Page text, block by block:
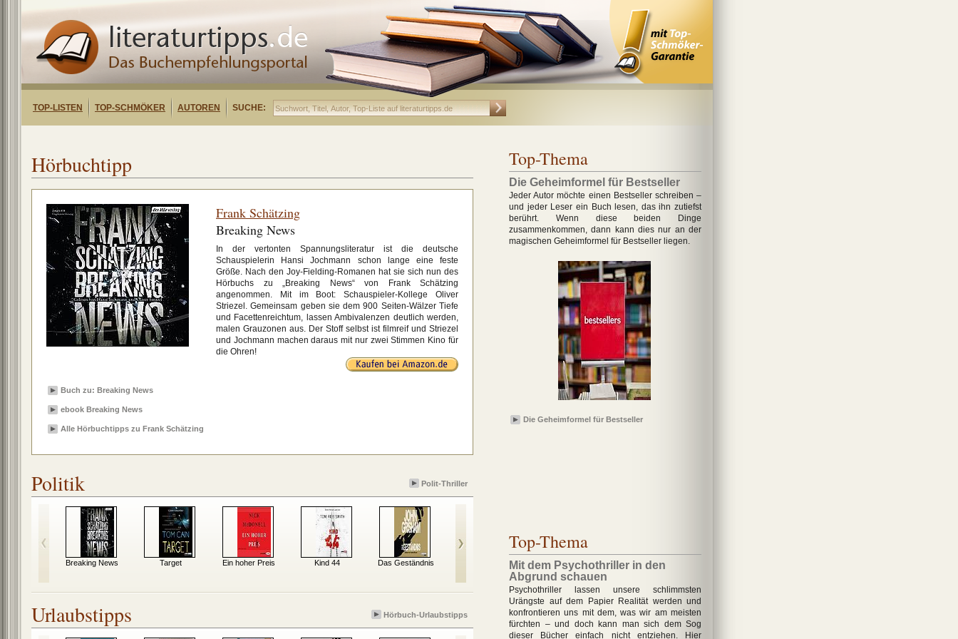
TOP-LISTEN TOP-SCHMÖKER AUTOREN SUCHE:
Hörbuchtipp
Frank Schätzing
Breaking News
In der vertonten Spannungsliteratur ist die deutsche
Schauspielerin Hansi Jochmann schon lange eine feste
Größe. Nach den Joy-Fielding-Romanen hat sie sich nun des
Hörbuchs zu „Breaking News“ von Frank Schätzing
angenommen. Mit im Boot: Schauspieler-Kollege Oliver
Striezel. Gemeinsam geben sie dem 900 Seiten-Wälzer Tiefe
und Facettenreichtum, lassen Ambivalenzen deutlich werden,
malen Grauzonen aus. Der Stoff selbst ist filmreif und Striezel
und Jochmann machen daraus mit nur zwei Stimmen Kino für
die Ohren!
Buch zu: Breaking News
ebook Breaking News
Alle Hörbuchtipps zu Frank Schätzing
Politik Polit-Thriller
Breaking News Target Ein hoher Preis Kind 44 Das Geständnis Wunschdenken
Das Washington-
Dekret
Urlaubstipps Hörbuch-Urlaubstipps
Top-Thema
Die Geheimformel für Bestseller
Jeder Autor möchte einen Bestseller schreiben –
und jeder Leser ein Buch lesen, das ihn zutiefst
berührt. Wenn diese beiden Dinge
zusammenkommen, dann kann dies nur an der
magischen Geheimformel für Bestseller liegen.
Die Geheimformel für Bestseller
Top-Thema
Mit dem Psychothriller in den
Abgrund schauen
Psychothriller lassen unsere schlimmsten
Urängste auf dem Papier Realität werden und
konfrontieren uns mit dem, was wir am meisten
fürchten – und doch kann man sich dem Sog
dieser Bücher einfach nicht entziehen. Hier